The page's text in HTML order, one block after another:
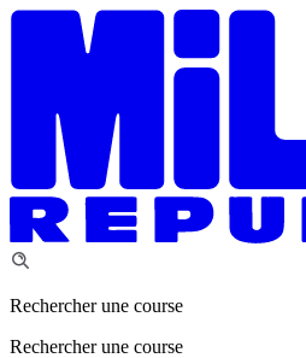
Rechercher une course
Rechercher une course